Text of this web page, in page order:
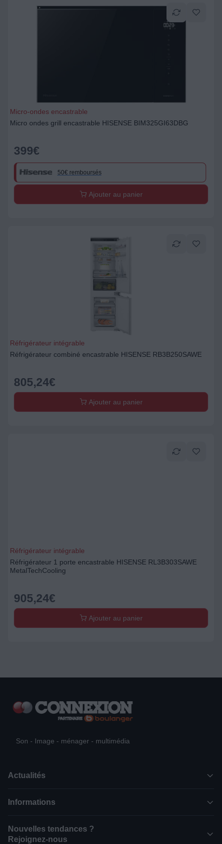
Micro-ondes encastrable
Micro ondes grill encastrable HISENSE BIM325GI63DBG
399€
50€ remboursés
Ajouter au panier
Réfrigérateur intégrable
Réfrigérateur combiné encastrable HISENSE RB3B250SAWE
805,24€
Ajouter au panier
Réfrigérateur intégrable
Réfrigérateur 1 porte encastrable HISENSE RL3B303SAWE
MetalTechCooling
905,24€
Ajouter au panier
Son - Image - ménager - multimédia
Actualités
Informations
Nouvelles tendances ?
Rejoignez-nous